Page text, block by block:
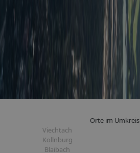
Orte im Umkreis
Viechtach
Kollnburg
Blaibach